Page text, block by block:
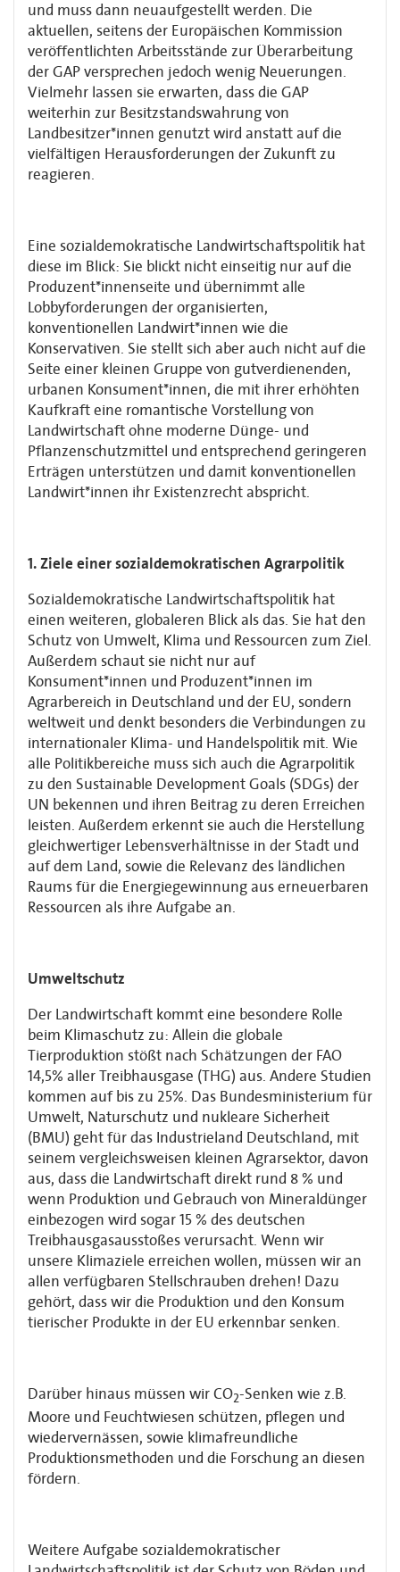
und muss dann neuaufgestellt werden. Die
aktuellen, seitens der Europäischen Kommission
veröffentlichten Arbeitsstände zur Überarbeitung
der GAP versprechen jedoch wenig Neuerungen.
Vielmehr lassen sie erwarten, dass die GAP
weiterhin zur Besitzstandswahrung von
Landbesitzer*innen genutzt wird anstatt auf die
vielfältigen Herausforderungen der Zukunft zu
reagieren.
Eine sozialdemokratische Landwirtschaftspolitik hat
diese im Blick: Sie blickt nicht einseitig nur auf die
Produzent*innenseite und übernimmt alle
Lobbyforderungen der organisierten,
konventionellen Landwirt*innen wie die
Konservativen. Sie stellt sich aber auch nicht auf die
Seite einer kleinen Gruppe von gutverdienenden,
urbanen Konsument*innen, die mit ihrer erhöhten
Kaufkraft eine romantische Vorstellung von
Landwirtschaft ohne moderne Dünge- und
Pflanzenschutzmittel und entsprechend geringeren
Erträgen unterstützen und damit konventionellen
Landwirt*innen ihr Existenzrecht abspricht.
1. Ziele einer sozialdemokratischen Agrarpolitik
Sozialdemokratische Landwirtschaftspolitik hat
einen weiteren, globaleren Blick als das. Sie hat den
Schutz von Umwelt, Klima und Ressourcen zum Ziel.
Außerdem schaut sie nicht nur auf
Konsument*innen und Produzent*innen im
Agrarbereich in Deutschland und der EU, sondern
weltweit und denkt besonders die Verbindungen zu
internationaler Klima- und Handelspolitik mit. Wie
alle Politikbereiche muss sich auch die Agrarpolitik
zu den Sustainable Development Goals (SDGs) der
UN bekennen und ihren Beitrag zu deren Erreichen
leisten. Außerdem erkennt sie auch die Herstellung
gleichwertiger Lebensverhältnisse in der Stadt und
auf dem Land, sowie die Relevanz des ländlichen
Raums für die Energiegewinnung aus erneuerbaren
Ressourcen als ihre Aufgabe an.
Umweltschutz
Der Landwirtschaft kommt eine besondere Rolle
beim Klimaschutz zu: Allein die globale
Tierproduktion stößt nach Schätzungen der FAO
14,5% aller Treibhausgase (THG) aus. Andere Studien
kommen auf bis zu 25%. Das Bundesministerium für
Umwelt, Naturschutz und nukleare Sicherheit
(BMU) geht für das Industrieland Deutschland, mit
seinem vergleichsweisen kleinen Agrarsektor, davon
aus, dass die Landwirtschaft direkt rund 8 % und
wenn Produktion und Gebrauch von Mineraldünger
einbezogen wird sogar 15 % des deutschen
Treibhausgasausstoßes verursacht. Wenn wir
unsere Klimaziele erreichen wollen, müssen wir an
allen verfügbaren Stellschrauben drehen! Dazu
gehört, dass wir die Produktion und den Konsum
tierischer Produkte in der EU erkennbar senken.
Darüber hinaus müssen wir CO2-Senken wie z.B.
Moore und Feuchtwiesen schützen, pflegen und
wiedervernässen, sowie klimafreundliche
Produktionsmethoden und die Forschung an diesen
fördern.
Weitere Aufgabe sozialdemokratischer